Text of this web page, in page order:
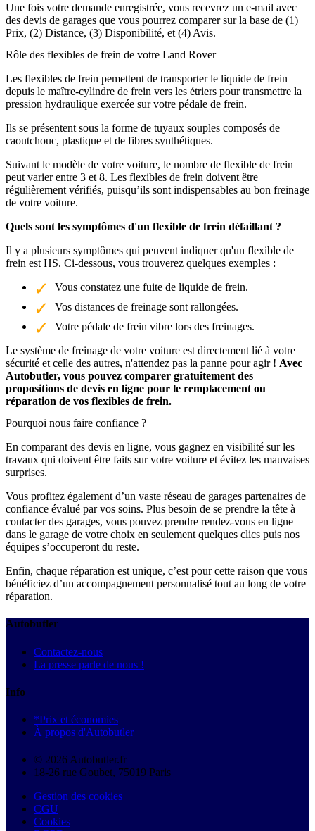
Une fois votre demande enregistrée, vous recevrez un e-mail avec
des devis de garages que vous pourrez comparer sur la base de (1)
Prix, (2) Distance, (3) Disponibilité, et (4) Avis.
Rôle des flexibles de frein de votre Land Rover
Les flexibles de frein pemettent de transporter le liquide de frein
depuis le maître-cylindre de frein vers les étriers pour transmettre la
pression hydraulique exercée sur votre pédale de frein.
Ils se présentent sous la forme de tuyaux souples composés de
caoutchouc, plastique et de fibres synthétiques.
Suivant le modèle de votre voiture, le nombre de flexible de frein
peut varier entre 3 et 8. Les flexibles de frein doivent être
régulièrement vérifiés, puisqu’ils sont indispensables au bon freinage
de votre voiture.
Quels sont les symptômes d'un flexible de frein défaillant ?
Il y a plusieurs symptômes qui peuvent indiquer qu'un flexible de
frein est HS. Ci-dessous, vous trouverez quelques exemples :
Vous constatez une fuite de liquide de frein.
Vos distances de freinage sont rallongées.
Votre pédale de frein vibre lors des freinages.
Le système de freinage de votre voiture est directement lié à votre
sécurité et celle des autres, n'attendez pas la panne pour agir ! Avec
Autobutler, vous pouvez comparer gratuitement des
propositions de devis en ligne pour le remplacement ou
réparation de vos flexibles de frein.
Pourquoi nous faire confiance ?
En comparant des devis en ligne, vous gagnez en visibilité sur les
travaux qui doivent être faits sur votre voiture et évitez les mauvaises
surprises.
Vous profitez également d’un vaste réseau de garages partenaires de
confiance évalué par vos soins. Plus besoin de se prendre la tête à
contacter des garages, vous pouvez prendre rendez-vous en ligne
dans le garage de votre choix en seulement quelques clics puis nos
équipes s’occuperont du reste.
Enfin, chaque réparation est unique, c’est pour cette raison que vous
bénéficiez d’un accompagnement personnalisé tout au long de votre
réparation.
Autobutler
Contactez-nous
La presse parle de nous !
Info
*Prix et économies
À propos d'Autobutler
© 2026 Autobutler.fr
18-26 rue Goubet, 75019 Paris
Gestion des cookies
CGU
Cookies